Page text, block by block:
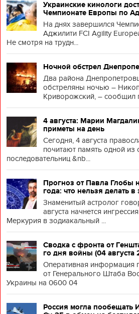
Украинские кинологи
Чемпионате Европы по
На днях завершился
Аджилити FCI Agility
Не смотря на трудн...
Ночной обстрел
Два района
обстреляны ночью –
Криворожский, – сообщил
4 августа: Марии
приметы на день
Сегодня, 4 августа
почитают память одной из
последовательниц &nb...
Прогноз от Павла Глобы
года: что нельзя делать в
Знаменитый астролог
августа начнется
Меркурия в зодиакальный ...
Сводка с фронта от
го дня войны (04 августа
Оперативная информация
от Генерального Штаба
Украины на 0600 04
Россия могла пообещать